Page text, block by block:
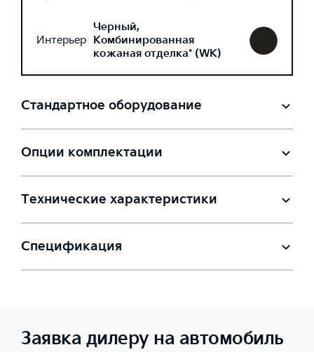
Интерьер
Черный,
Комбинированная
кожаная отделка* (WK)
Стандартное оборудование
Опции комплектации
Технические характеристики
Спецификация
Заявка дилеру на автомобиль